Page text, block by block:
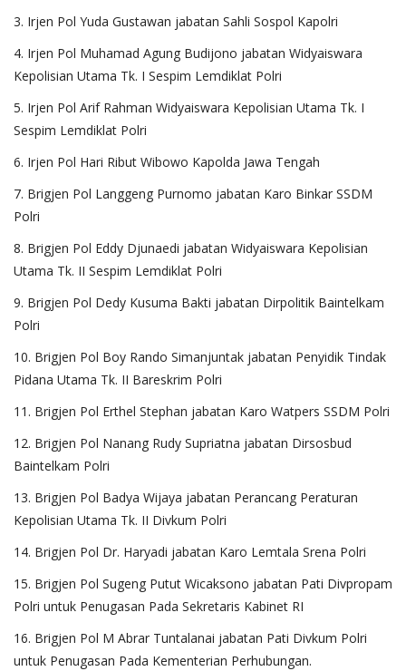
3. Irjen Pol Yuda Gustawan jabatan Sahli Sospol Kapolri
4. Irjen Pol Muhamad Agung Budijono jabatan Widyaiswara
Kepolisian Utama Tk. I Sespim Lemdiklat Polri
5. Irjen Pol Arif Rahman Widyaiswara Kepolisian Utama Tk. I
Sespim Lemdiklat Polri
6. Irjen Pol Hari Ribut Wibowo Kapolda Jawa Tengah
7. Brigjen Pol Langgeng Purnomo jabatan Karo Binkar SSDM
Polri
8. Brigjen Pol Eddy Djunaedi jabatan Widyaiswara Kepolisian
Utama Tk. II Sespim Lemdiklat Polri
9. Brigjen Pol Dedy Kusuma Bakti jabatan Dirpolitik Baintelkam
Polri
10. Brigjen Pol Boy Rando Simanjuntak jabatan Penyidik Tindak
Pidana Utama Tk. II Bareskrim Polri
11. Brigjen Pol Erthel Stephan jabatan Karo Watpers SSDM Polri
12. Brigjen Pol Nanang Rudy Supriatna jabatan Dirsosbud
Baintelkam Polri
13. Brigjen Pol Badya Wijaya jabatan Perancang Peraturan
Kepolisian Utama Tk. II Divkum Polri
14. Brigjen Pol Dr. Haryadi jabatan Karo Lemtala Srena Polri
15. Brigjen Pol Sugeng Putut Wicaksono jabatan Pati Divpropam
Polri untuk Penugasan Pada Sekretaris Kabinet RI
16. Brigjen Pol M Abrar Tuntalanai jabatan Pati Divkum Polri
untuk Penugasan Pada Kementerian Perhubungan.